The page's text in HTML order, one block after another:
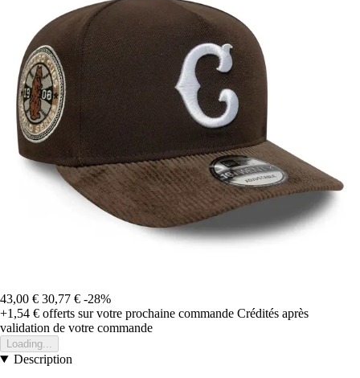
43,00 € 30,77 € -28%
+1,54 € offerts sur votre prochaine commande Crédités après
validation de votre commande
Loading...
Description